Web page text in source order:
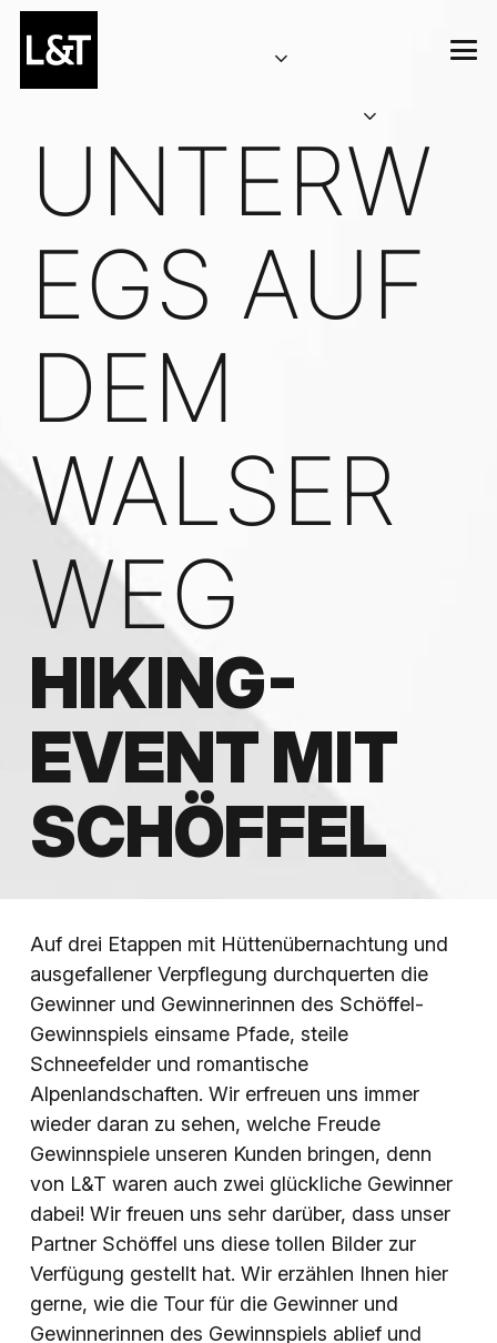
UNTERW
EGS AUF
DEM
WALSER
WEG
HIKING-
EVENT MIT
SCHÖFFEL
Auf drei Etappen mit Hüttenübernachtung und
ausgefallener Verpflegung durchquerten die
Gewinner und Gewinnerinnen des Schöffel-
Gewinnspiels einsame Pfade, steile
Schneefelder und romantische
Alpenlandschaften. Wir erfreuen uns immer
wieder daran zu sehen, welche Freude
Gewinnspiele unseren Kunden bringen, denn
von L&T waren auch zwei glückliche Gewinner
dabei! Wir freuen uns sehr darüber, dass unser
Partner Schöffel uns diese tollen Bilder zur
Verfügung gestellt hat. Wir erzählen Ihnen hier
gerne, wie die Tour für die Gewinner und
Gewinnerinnen des Gewinnspiels ablief und